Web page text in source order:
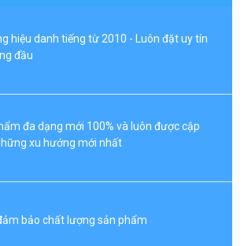
hiệu danh tiếng từ 2010 - Luôn đặt uy tín
đầu
đa dạng mới 100% và luôn được cập
xu hướng mới nhất
bảo chất lượng sản phẩm